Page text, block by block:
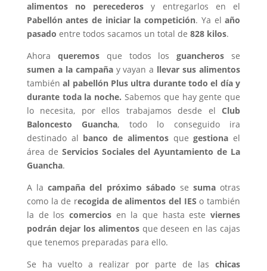
alimentos no perecederos y entregarlos en el
Pabellón antes de iniciar la competición. Ya elaño
pasado entre todos sacamos un total de 828 kilos.
Ahora queremosque todos losguancheros se
sumen a la campañay vayan a llevar sus alimentos
tambiénal pabellón Plus ultra durante todo el día y
durante toda la noche. Sabemos que hay gente que
lo necesita, por ellos trabajamos desde elClub
Baloncesto Guancha, todo lo conseguido ira
destinado al banco de alimentosquegestiona el
área de Servicios Sociales del Ayuntamiento de La
Guancha.
A lacampaña del próximo sábado sesuma otras
como la de recogida de alimentos del IES o también
la de los comerciosen la que hasta esteviernes
podrán dejar los alimentosque deseen en las cajas
que tenemos preparadas para ello.
Se ha vuelto a realizar por parte de laschicas